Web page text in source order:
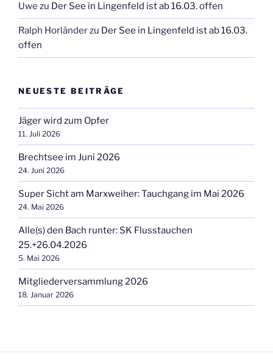
Uwe zu Der See in Lingenfeld ist ab 16.03. offen
Ralph Horländerzu Der See in Lingenfeld ist ab 16.03.
offen
NEUESTE BEITRÄGE
Jäger wird zum Opfer
11. Juli 2026
Brechtsee im Juni 2026
24. Juni 2026
Super Sicht am Marxweiher: Tauchgang im Mai 2026
24. Mai 2026
Alle(s) den Bach runter: SK Flusstauchen
25.+26.04.2026
5. Mai 2026
Mitgliederversammlung 2026
18. Januar 2026